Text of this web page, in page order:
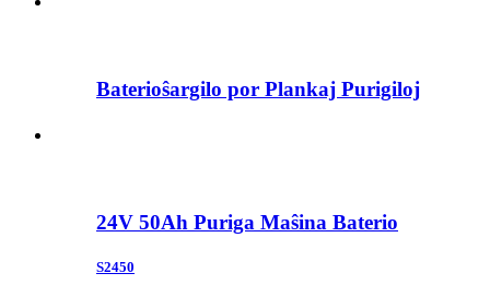
Baterioŝargilo por Plankaj Purigiloj
24V 50Ah Puriga Maŝina Baterio
S2450